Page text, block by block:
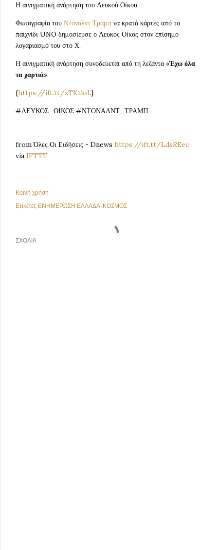
Η αινιγματική ανάρτηση του Λευκού Οίκου.
Φωτογραφία του Ντόναλντ Τραμπ να κρατά κάρτες από το
παιχνίδι UNO δημοσίευσε ο Λευκός Οίκος στον επίσημο
λογαριασμό του στο Χ.
Η αινιγματική ανάρτηση συνοδεύεται από τη λεζάντα «Έχω όλα
τα χαρτιά».
{https://ift.tt/xTKtloL}
#ΛΕΥΚΟΣ_ΟΙΚΟΣ #ΝΤΟΝΑΛΝΤ_ΤΡΑΜΠ
from Όλες Οι Ειδήσεις - Dnews https://ift.tt/LdsREec
via IFTTT
Κοινή χρήση
Ετικέτες ΕΝΗΜΕΡΩΣΗ ΕΛΛΑΔΑ-ΚΟΣΜΟΣ
ΣΧΌΛΙΑ